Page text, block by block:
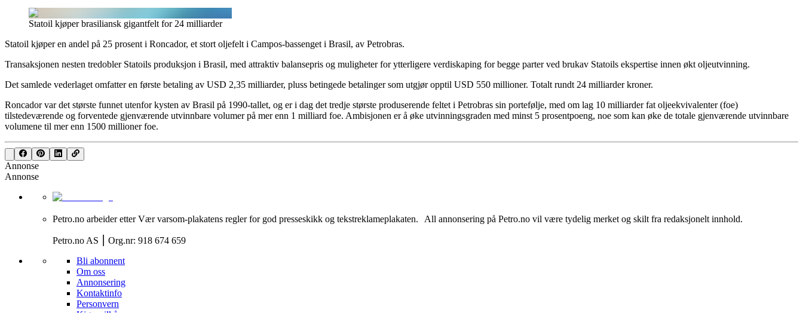
Statoil kjøper brasiliansk gigantfelt for 24 milliarder
Statoil kjøper en andel på 25 prosent i Roncador, et stort oljefelt i Campos-bassenget i Brasil, av Petrobras.
Transaksjonen nesten tredobler Statoils produksjon i Brasil, med attraktiv balansepris og muligheter for ytterligere verdiskaping for begge parter ved brukav Statoils ekspertise innen økt oljeutvinning.
Det samlede vederlaget omfatter en første betaling av USD 2,35 milliarder, pluss betingede betalinger som utgjør opptil USD 550 millioner. Totalt rundt 24 milliarder kroner.
Roncador var det største funnet utenfor kysten av Brasil på 1990-tallet, og er i dag det tredje største produserende feltet i Petrobras sin portefølje, med om lag 10 milliarder fat oljeekvivalenter (foe)
tilstedeværende og forventede gjenværende utvinnbare volumer på mer enn 1 milliard foe. Ambisjonen er å øke utvinningsgraden med minst 5 prosentpoeng, noe som kan øke de totale gjenværende utvinnbare
volumene til mer enn 1500 millioner foe.
Annonse
Annonse
Petro.no arbeider etter Vær varsom-plakatens regler for god presseskikk og tekstreklameplakaten. All annonsering på Petro.no vil være tydelig merket og skilt fra redaksjonelt innhold.
Petro.no AS ⎮ Org.nr: 918 674 659
Bli abonnent
Om oss
Annonsering
Kontaktinfo
Personvern